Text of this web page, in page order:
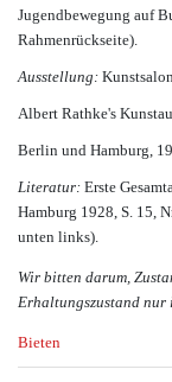
Jugendbewegung auf
Rahmenrückseite).
Ausstellung:
Albert Rathke's
Berlin und Hamburg,
Literatur: Erste
Hamburg 1928, S. 15,
unten links).
Wir bitten darum,
Erhaltungszustand nur
Bieten